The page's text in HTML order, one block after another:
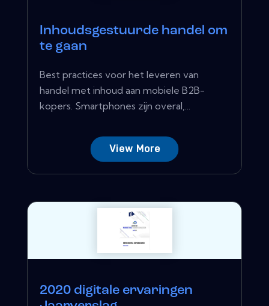
Inhoudsgestuurde handel om
te gaan
Best practices voor het leveren van
handel met inhoud aan mobiele B2B-
kopers. Smartphones zijn overal,...
View More
2020 digitale ervaringen